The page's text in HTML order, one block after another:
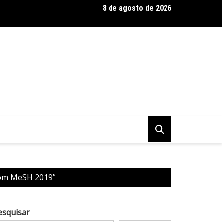
Baseadas em Plantas: Qualidade Importa Mais Que Quantidade,
8 de agosto de 2026
MeSH 2019”